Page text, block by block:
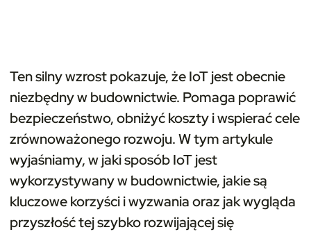
Ten silny wzrost pokazuje, że IoT jest obecnie
niezbędny w budownictwie. Pomaga poprawić
bezpieczeństwo, obniżyć koszty i wspierać cele
zrównoważonego rozwoju. W tym artykule
wyjaśniamy, w jaki sposób IoT jest
wykorzystywany w budownictwie, jakie są
kluczowe korzyści i wyzwania oraz jak wygląda
przyszłość tej szybko rozwijającej się